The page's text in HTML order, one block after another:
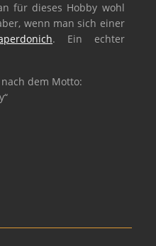
für dieses Hobby wohl
wenn man sich einer
. Ein echter
dem Motto: